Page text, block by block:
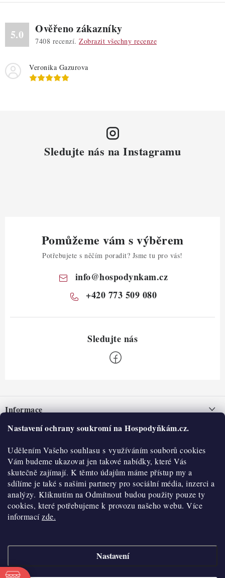
Nastavení ochrany soukromí na Hospodyňkám.cz.
Udělením Vašeho souhlasu s využíváním souborů cookies
Vám budeme ukazovat jen takové nabídky, které Vás
skutečně zajímají. K těmto údajům máme přístup my a
sdílíme je také s našimi partnery pro sociální média, inzerci a
analýzy. Kliknutím na Odmítnout budou použity pouze ty
cookies, které potřebujeme k provozu našeho webu. Více
informacízde.
Nastavení
5.0 Ověřeno zákazníky
7408 recenzí. Zobrazit všechny recenze
Veronika Gazurova
Sledujte nás na Instagramu
Pomůžeme vám s výběrem
Potřebujete s něčím poradit? Jsme tu pro vás!
info@hospodynkam.cz
+420 773 509 080
pInformace
Nepřevzetí zásilky na dobírku
Obchodní podmínky
Hodnocení obchodu
Blog
Moje objednávka
O nás
Historie
Kontakty
O nákupu
Reklamace a vratky
Výdejní místa
Copyright 2026